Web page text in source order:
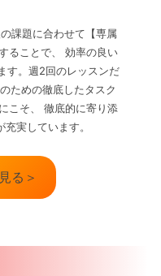
課題に合わせて【専属
ることで、 効率の良い
す。週2回のレッスンだ
ための徹底したタスク
こそ、 徹底的に寄り添
実しています。
る＞